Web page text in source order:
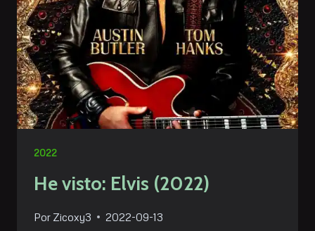
2022
He visto: Elvis (2022)
Por Zicoxy3 2022-09-13